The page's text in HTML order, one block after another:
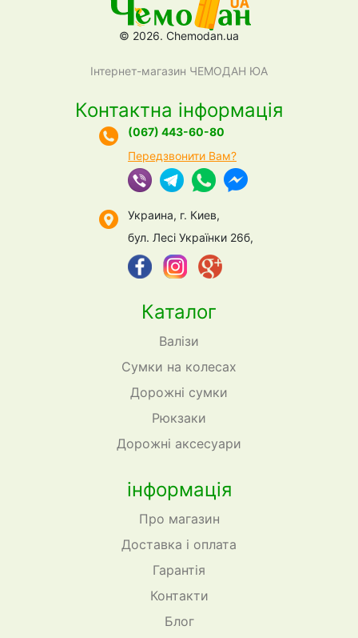
© 2026. Chemodan.ua
Інтернет-магазин ЧЕМОДАН ЮА
Каталог
Валізи
Сумки на колесах
Дорожні сумки
Рюкзаки
Дорожні аксесуари
інформація
Про магазин
Доставка і оплата
Гарантія
Контакти
Блог
Контактна інформація
(067) 443-60-80
Передзвонити Вам?
Украина, г. Киев,
бул. Лесі Українки 26б,